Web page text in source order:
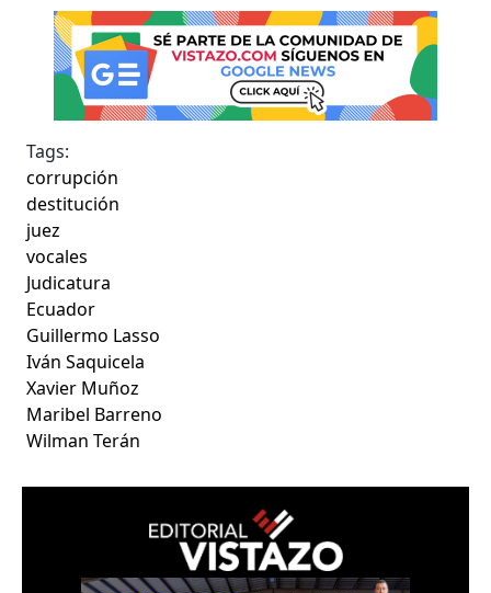
Tags:
corrupción
destitución
juez
vocales
Judicatura
Ecuador
Guillermo Lasso
Iván Saquicela
Xavier Muñoz
Maribel Barreno
Wilman Terán